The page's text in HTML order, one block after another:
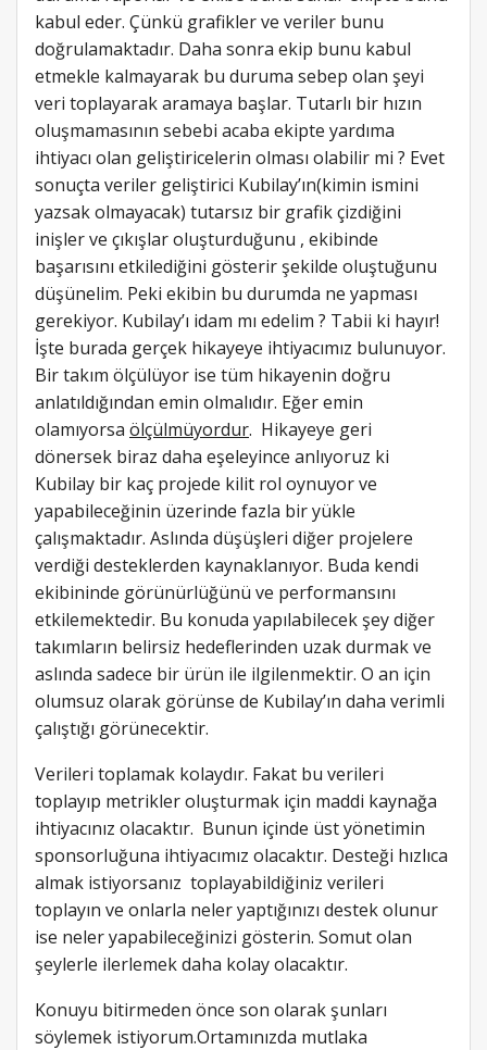
kabul eder. Çünkü grafikler ve veriler bunu
doğrulamaktadır. Daha sonra ekip bunu kabul
etmekle kalmayarak bu duruma sebep olan şeyi
veri toplayarak aramaya başlar. Tutarlı bir hızın
oluşmamasının sebebi acaba ekipte yardıma
ihtiyacı olan geliştiricelerin olması olabilir mi ? Evet
sonuçta veriler geliştirici Kubilay’ın(kimin ismini
yazsak olmayacak) tutarsız bir grafik çizdiğini
inişler ve çıkışlar oluşturduğunu , ekibinde
başarısını etkilediğini gösterir şekilde oluştuğunu
düşünelim. Peki ekibin bu durumda ne yapması
gerekiyor. Kubilay’ı idam mı edelim ? Tabii ki hayır!
İşte burada gerçek hikayeye ihtiyacımız bulunuyor.
Bir takım ölçülüyor ise tüm hikayenin doğru
anlatıldığından emin olmalıdır. Eğer emin
olamıyorsa ölçülmüyordur. Hikayeye geri
dönersek biraz daha eşeleyince anlıyoruz ki
Kubilay bir kaç projede kilit rol oynuyor ve
yapabileceğinin üzerinde fazla bir yükle
çalışmaktadır. Aslında düşüşleri diğer projelere
verdiği desteklerden kaynaklanıyor. Buda kendi
ekibininde görünürlüğünü ve performansını
etkilemektedir. Bu konuda yapılabilecek şey diğer
takımların belirsiz hedeflerinden uzak durmak ve
aslında sadece bir ürün ile ilgilenmektir. O an için
olumsuz olarak görünse de Kubilay’ın daha verimli
çalıştığı görünecektir.
Verileri toplamak kolaydır. Fakat bu verileri
toplayıp metrikler oluşturmak için maddi kaynağa
ihtiyacınız olacaktır. Bunun içinde üst yönetimin
sponsorluğuna ihtiyacımız olacaktır. Desteği hızlıca
almak istiyorsanız toplayabildiğiniz verileri
toplayın ve onlarla neler yaptığınızı destek olunur
ise neler yapabileceğinizi gösterin. Somut olan
şeylerle ilerlemek daha kolay olacaktır.
Konuyu bitirmeden önce son olarak şunları
söylemek istiyorum.Ortamınızda mutlaka